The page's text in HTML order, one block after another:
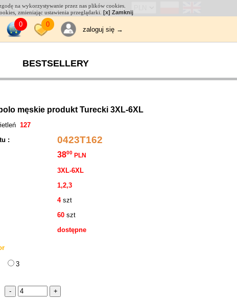
na wykorzystywanie przez nas plików cookies.
zmieniając ustawienia przeglądarki. [x] Zamknij
542 238 contact@witahurt.com
0 0
zaloguj się →
BESTSELLERY
męskie produkt Turecki 3XL-6XL
127
:
0423T162
3800 PLN
3XL-6XL
1,2,3
4szt
60 szt
dostępne
3